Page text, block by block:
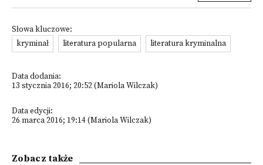
Słowa kluczowe:
kryminał
literatura popularna literatura kryminalna
Data dodania:
13 stycznia 2016; 20:52 (Mariola Wilczak)
Data edycji:
26 marca 2016; 19:14 (Mariola Wilczak)
Zobacz także